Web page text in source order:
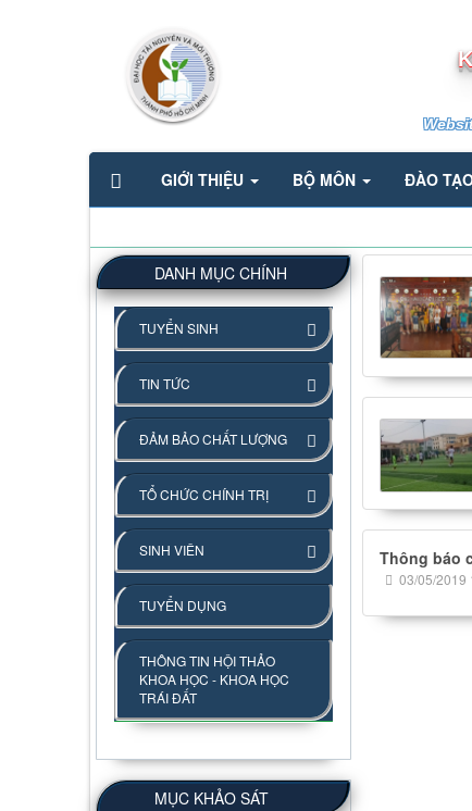
GIỚI THIỆU BỘ MÔN ĐÀO
Thông báo
03/05/2019
DANH MỤC CHÍNH
TUYỂN SINH
TIN TỨC
ĐẢM BẢO CHẤT LƯỢNG
TỔ CHỨC CHÍNH TRỊ
SINH VIÊN
TUYỂN DỤNG
THÔNG TIN HỘI THẢO
KHOA HỌC - KHOA HỌC
TRÁI ĐẤT
MỤC KHẢO SÁT